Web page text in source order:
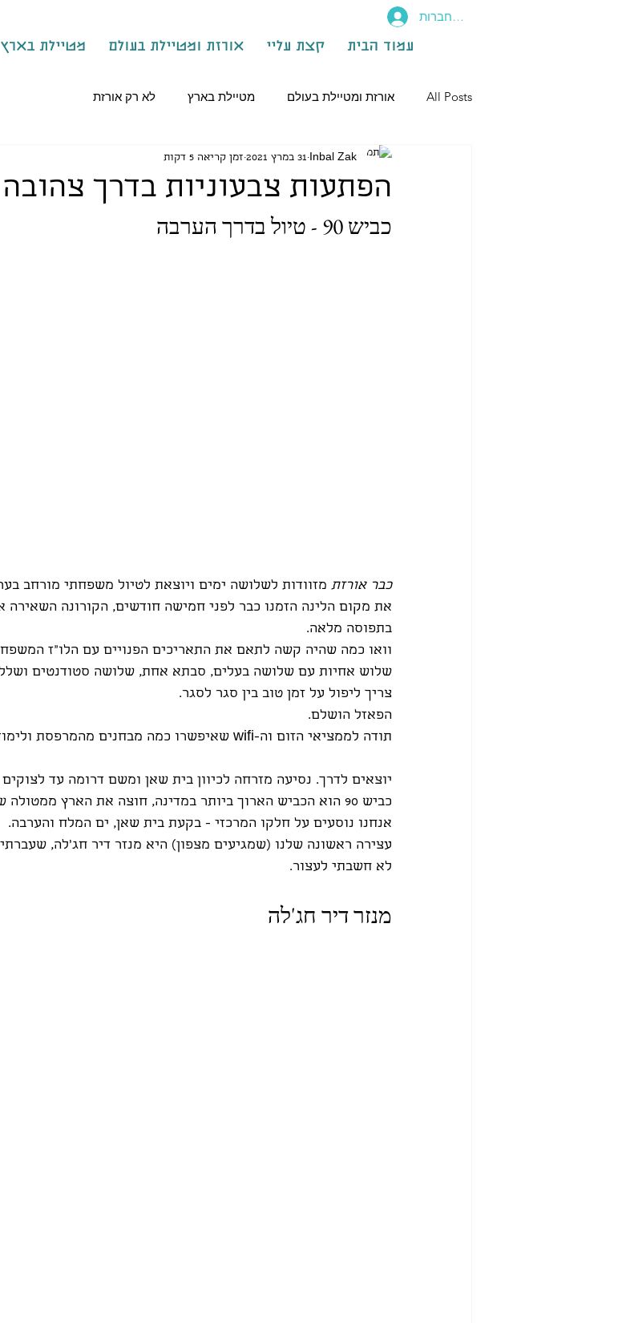
עמוד הבית קצת עליי אורזת ומטיילת בעולם מטיילת בארץ
להתחברות
All Posts אורזת ומטיילת בעולם מטיילת בארץ לא רק אורזת
הפתעות צבעוניות בדרך צהובה
Inbal Zak 31 במרץ 2021 זמן קריאה 5 דקות
כביש 90 - טיול בדרך הערבה
כבר אורזת מזוודות לשלושה ימים ויוצאת לטיול משפחתי מורחב
את מקום הלינה הזמנו כבר לפני חמישה חודשים, הקורונה השאירה
בתפוסה מלאה.
וואו כמה שהיה קשה לתאם את התאריכים הפנויים עם הלו"ז
שלוש אחיות עם שלושה בעלים, סבתא אחת, שלושה סטודנטים ושלל
צריך ליפול על זמן טוב בין סגר לסגר.
הפאזל הושלם.
תודה לממציאי הזום וה-wifi שאיפשרו כמה מבחנים מהמרפסת ולימודי פיזיקה בג'קוזי...
יוצאים לדרך. נסיעה מזרחה לכיוון בית שאן ומשם דרומה עד לצוקים
כביש 90 הוא הכביש הארוך ביותר במדינה, חוצה את הארץ
אנחנו נוסעים על חלקו המרכזי - בקעת בית שאן, ים המלח והערבה.
עצירה ראשונה שלנו (שמגיעים מצפון) היא מנזר דיר חג'לה,
לא חשבתי לעצור.
מנזר דיר חג'לה